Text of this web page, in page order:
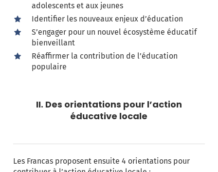
adolescents et aux jeunes
Identifier les nouveaux enjeux d’éducation
S’engager pour un nouvel écosystème éducatif
bienveillant
Réaffirmer la contribution de l’éducation
populaire
II. Des orientations pour l’action
éducative locale
Les Francas proposent ensuite 4 orientations pour